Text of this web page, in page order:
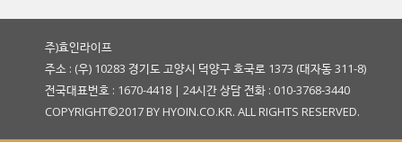
주)효인라이프
주소 : (우) 10283 경기도 고양시 덕양구 호국로 1373 (대자동 311-8)
전국대표번호 : 1670-4418 | 24시간 상담 전화 : 010-3768-3440
COPYRIGHT©2017 BY HYOIN.CO.KR. ALL RIGHTS RESERVED.